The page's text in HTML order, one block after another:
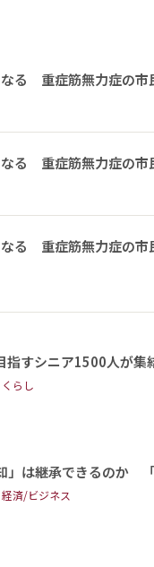
る 重症筋無力症の市
る 重症筋無力症の市
る 重症筋無力症の市
指すシニア1500人が
くらし
」は継承できるのか
経済/ビジネス